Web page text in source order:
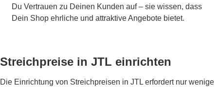
Du Vertrauen zu Deinen Kunden auf – sie wissen, dass
Dein Shop ehrliche und attraktive Angebote bietet.
Streichpreise in JTL einrichten
Die Einrichtung von Streichpreisen in JTL erfordert nur wenige